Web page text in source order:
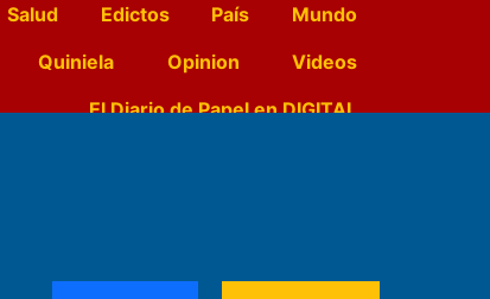
Salud Edictos País
Mundo
Quiniela Opinion
Videos
El Diario de Papel en DIGITAL